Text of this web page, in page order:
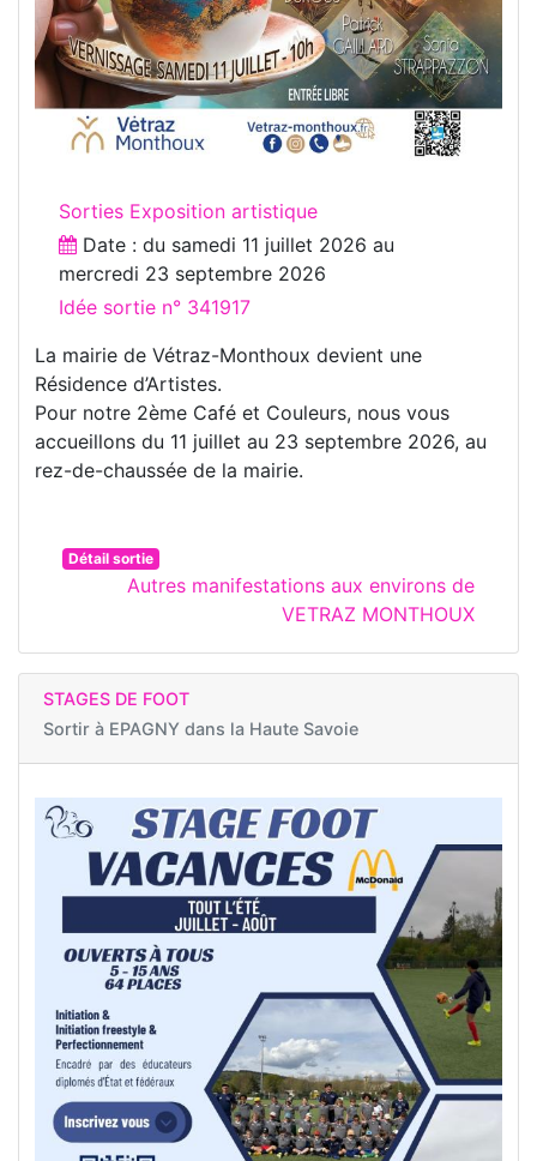
Sorties Exposition artistique
Date : du samedi 11 juillet 2026 au
mercredi 23 septembre 2026
Idée sortie n° 341917
La mairie de Vétraz-Monthoux devient une
Résidence d’Artistes.
Pour notre 2ème Café et Couleurs, nous vous
accueillons du 11 juillet au 23 septembre 2026, au
rez-de-chaussée de la mairie.
Détail sortie
Autres manifestations aux environs de
VETRAZ MONTHOUX
STAGES DE FOOT
Sortir à EPAGNY dans la Haute Savoie